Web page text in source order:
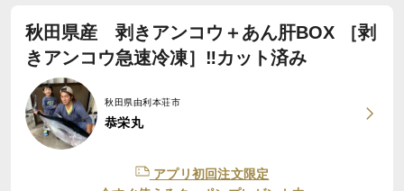
秋田県産 剥きアンコウ＋あん肝BOX ［剥
きアンコウ急速冷凍］‼️カット済み
秋田県由利本荘市
恭栄丸
アプリ初回注文限定